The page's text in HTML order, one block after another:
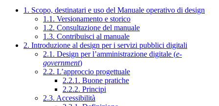
1. Scopo, destinatari e uso del Manuale operativo di design
1.1. Versionamento e storico
1.2. Consultazione del manuale
1.3. Contribuisci al manuale
2. Introduzione al design per i servizi pubblici digitali
2.1. Design per l’amministrazione digitale (e-
government)
2.2. L’approccio progettuale
2.2.1. Buone pratiche
2.2.2. Principi
2.3. Accessibilità